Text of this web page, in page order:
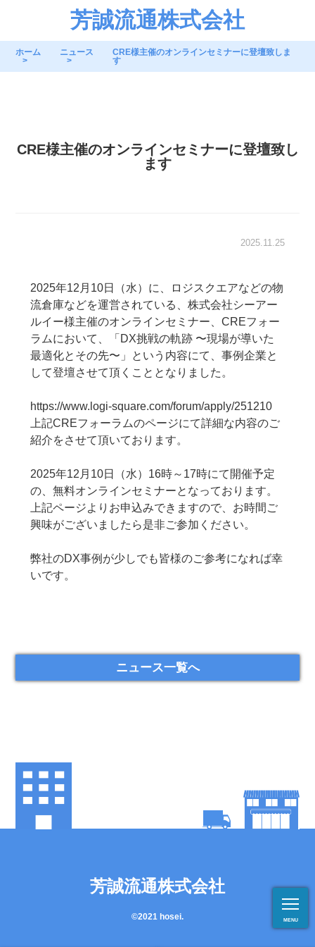
芳誠流通株式会社
MENU
ホーム ニュース
CRE様主催のオンラインセミナーに登壇致しま
す
CRE様主催のオンラインセミナーに登壇致し
ます
2025.11.25
2025年12月10日（水）に、ロジスクエアなどの物
流倉庫などを運営されている、株式会社シーアー
ルイー様主催のオンラインセミナー、CREフォー
ラムにおいて、「DX挑戦の軌跡 〜現場が導いた
最適化とその先〜」という内容にて、事例企業と
して登壇させて頂くこととなりました。
https://www.logi-square.com/forum/apply/251210
上記CREフォーラムのページにて詳細な内容のご
紹介をさせて頂いております。
2025年12月10日（水）16時～17時にて開催予定
の、無料オンラインセミナーとなっております。
上記ページよりお申込みできますので、お時間ご
興味がございましたら是非ご参加ください。
弊社のDX事例が少しでも皆様のご参考になれば幸
いです。
ニュース一覧へ
芳誠流通株式会社
©2021 hosei.